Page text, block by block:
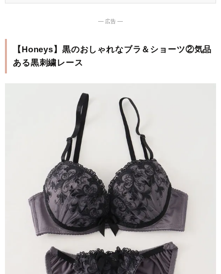
― 広告 ―
【Honeys】黒のおしゃれなブラ＆ショーツ②気品
ある黒刺繍レース